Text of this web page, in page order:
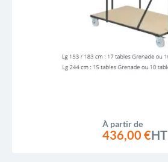
À partir de
436,00 €HT